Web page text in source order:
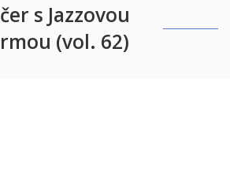
s Jazzovou
(vol. 62)